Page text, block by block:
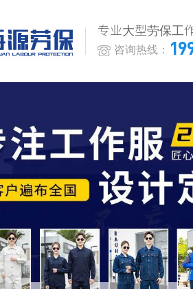
专业大型劳保工
咨询热线：